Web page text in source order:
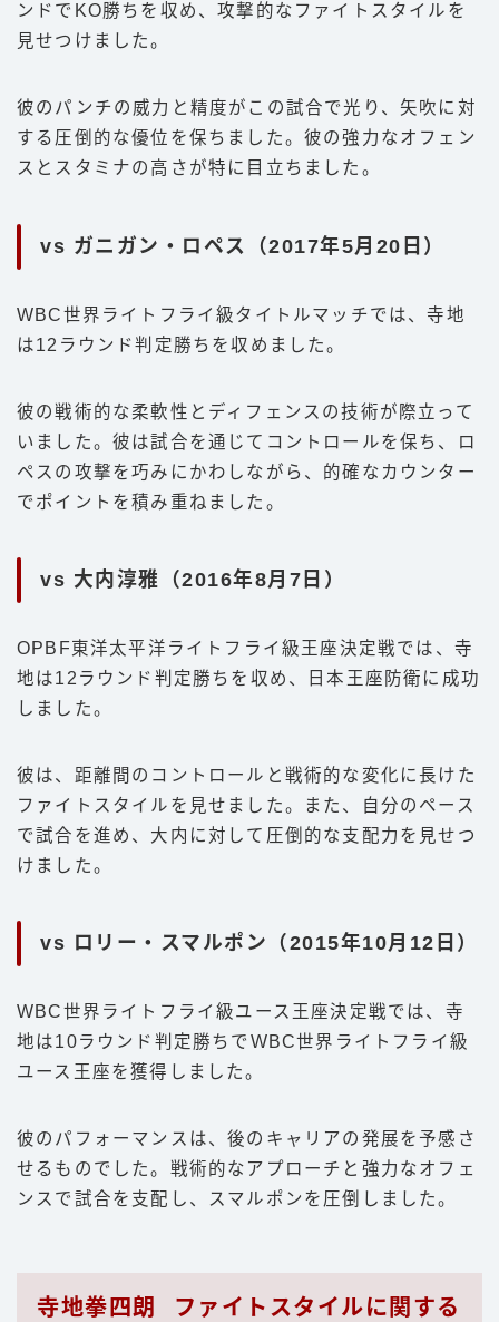
ンドでKO勝ちを収め、攻撃的なファイトスタイルを
見せつけました。
彼のパンチの威力と精度がこの試合で光り、矢吹に対
する圧倒的な優位を保ちました。彼の強力なオフェン
スとスタミナの高さが特に目立ちました。
vs ガニガン・ロペス（2017年5月20日）
WBC世界ライトフライ級タイトルマッチでは、寺地
は12ラウンド判定勝ちを収めました。
彼の戦術的な柔軟性とディフェンスの技術が際立って
いました。彼は試合を通じてコントロールを保ち、ロ
ペスの攻撃を巧みにかわしながら、的確なカウンター
でポイントを積み重ねました。
vs 大内淳雅（2016年8月7日）
OPBF東洋太平洋ライトフライ級王座決定戦では、寺
地は12ラウンド判定勝ちを収め、日本王座防衛に成功
しました。
彼は、距離間のコントロールと戦術的な変化に長けた
ファイトスタイルを見せました。また、自分のペース
で試合を進め、大内に対して圧倒的な支配力を見せつ
けました。
vs ロリー・スマルポン（2015年10月12日）
WBC世界ライトフライ級ユース王座決定戦では、寺
地は10ラウンド判定勝ちでWBC世界ライトフライ級
ユース王座を獲得しました。
彼のパフォーマンスは、後のキャリアの発展を予感さ
せるものでした。戦術的なアプローチと強力なオフェ
ンスで試合を支配し、スマルポンを圧倒しました。
寺地拳四朗 ファイトスタイルに関する